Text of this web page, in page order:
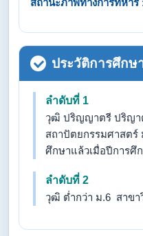
สถานะภาพทางการทหาร
ประวัติการศึกษ
ลำดับที่ 1
วุฒิ ปริญญาตรี ปริญา
สถาปัตยกรรมศาสตร์
ศึกษาแล้วเมื่อปีการศึ
ลำดับที่ 2
วุฒิ ต่ำกว่า ม.6 สาขา